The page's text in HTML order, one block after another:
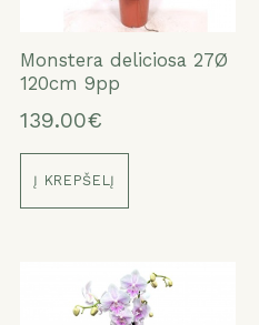
Monstera deliciosa 27Ø
120cm 9pp
139.00€
Į KREPŠELĮ